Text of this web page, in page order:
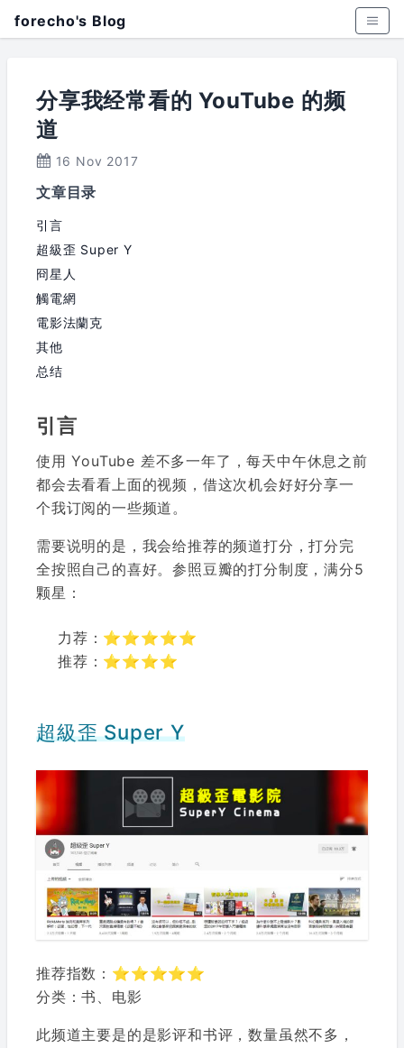
forecho's Blog
分享我经常看的 YouTube 的频
道
16 Nov 2017
文章目录
引言
超級歪 Super Y
冏星人
觸電網
電影法蘭克
其他
总结
引言
使用 YouTube 差不多一年了，每天中午休息之前
都会去看看上面的视频，借这次机会好好分享一
个我订阅的一些频道。
需要说明的是，我会给推荐的频道打分，打分完
全按照自己的喜好。参照豆瓣的打分制度，满分5
颗星：
力荐：⭐⭐⭐⭐⭐
推荐：⭐⭐⭐⭐
超級歪 Super Y
推荐指数：⭐⭐⭐⭐⭐
分类：书、电影
此频道主要是的是影评和书评，数量虽然不多，